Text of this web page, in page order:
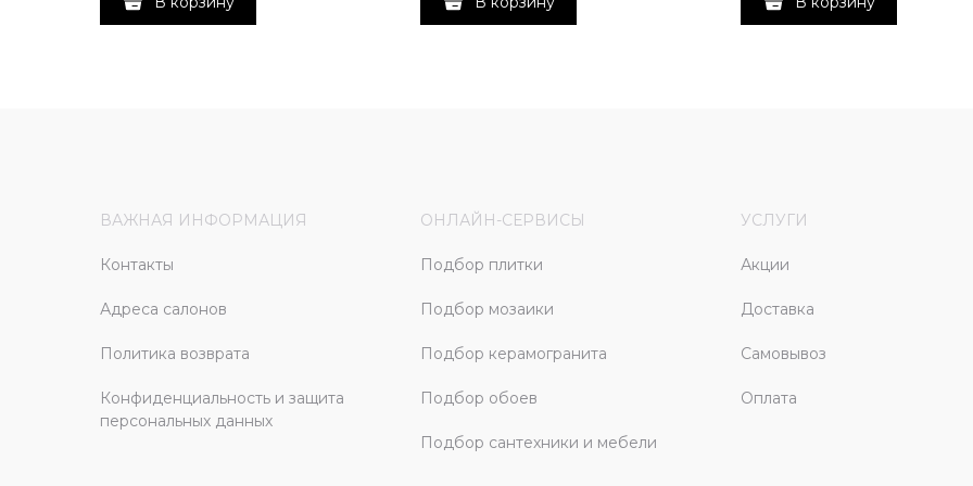
ВАЖНАЯ ИНФОРМАЦИЯ
Контакты
Адреса салонов
Политика возврата
Конфиденциальность и защита
персональных данных
ОНЛАЙН-СЕРВИСЫ
Подбор плитки
Подбор мозаики
Подбор керамогранита
Подбор обоев
Подбор сантехники и мебели
УСЛУГИ
Акции
Доставка
Самовывоз
Оплата